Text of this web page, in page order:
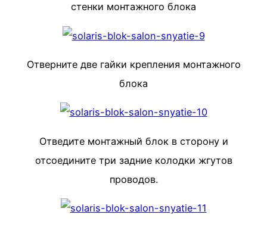
стенки монтажного блока
Отверните две гайки крепления монтажного
блока
Отведите монтажный блок в сторону и
отсоедините три задние колодки жгутов
проводов.